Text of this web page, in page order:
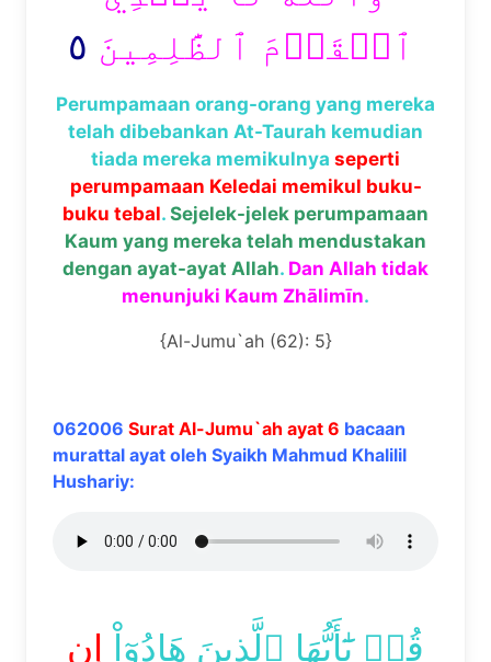
ٱلۡقَوۡمَ ٱلظَّٰلِمِينَ ٥
Perumpamaan orang-orang yang mereka
telah dibebankan At-Taurah kemudian
tiada mereka memikulnya seperti
perumpamaan Keledai memikul buku-
buku tebal. Sejelek-jelek perumpamaan
Kaum yang mereka telah mendustakan
dengan ayat-ayat Allah. Dan Allah tidak
menunjuki Kaum Zhālimīn.
{Al-Jumu`ah (62): 5}
062006 Surat Al-Jumu`ah ayat 6 bacaan
murattal ayat oleh Syaikh Mahmud Khalilil
Hushariy:
قُلۡ يَٰٓأَيُّهَا ٱلَّذِينَ هَادُوٓاْ إِن